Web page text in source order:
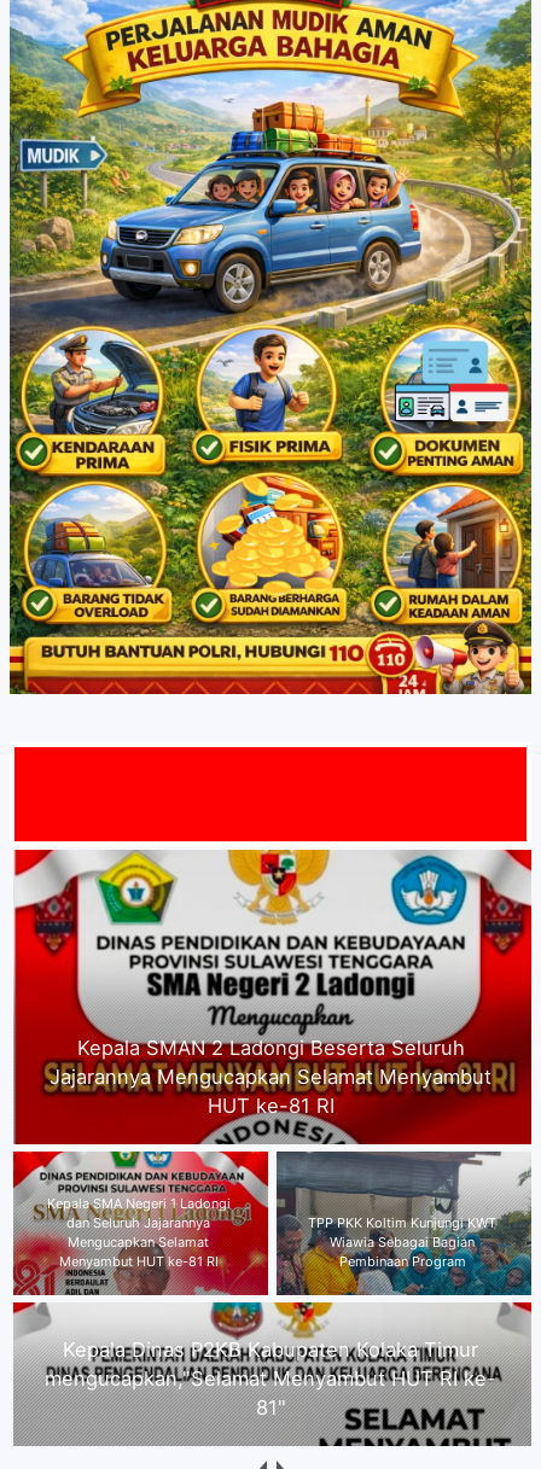
Kepala SMA Negeri 1 Ladongi dan Seluruh
Jajarannya Mengucapkan Selamat Menyambut
HUT ke-81 RI
TPP PKK Koltim Kunjungi KWT
Wiawia Sebagai Bagian
Pembinaan Program
Kepala Dinas P2KB Kabupaten
Kolaka Timur
mengucapkan,"Selamat
Menyambut HUT RI ke-81"
Direktur Kolaka Media Institute Kecam Dugaan
Intimidasi Wartawan Nasionalinfo.com, Minta
Proses Hukum Berjalan